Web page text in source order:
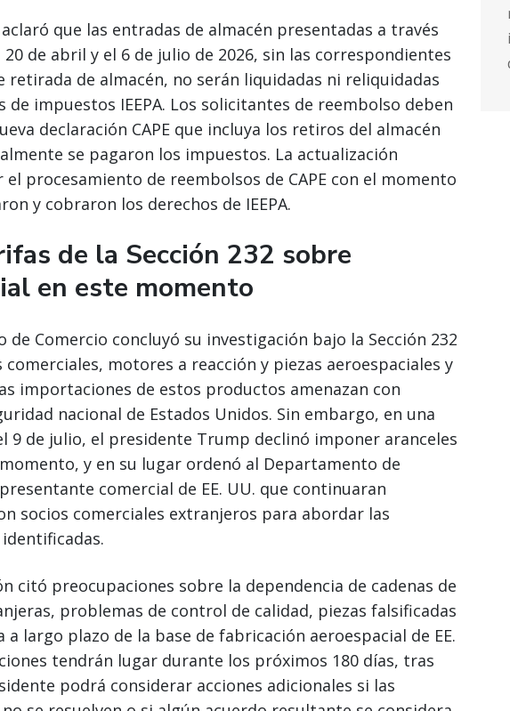
que las entradas de almacén presentadas a través
20 de abril y el 6 de julio de 2026, sin las correspondientes
retirada de almacén, no serán liquidadas ni reliquidadas
de impuestos IEEPA. Los solicitantes de reembolso deben
declaración CAPE que incluya los retiros del almacén
se pagaron los impuestos. La actualización
procesamiento de reembolsos de CAPE con el momento
y cobraron los derechos de IEEPA.
de la Sección 232 sobre
en este momento
de Comercio concluyó su investigación bajo la Sección 232
comerciales, motores a reacción y piezas aeroespaciales y
importaciones de estos productos amenazan con
nacional de Estados Unidos. Sin embargo, en una
9 de julio, el presidente Trump declinó imponer aranceles
y en su lugar ordenó al Departamento de
comercial de EE. UU. que continuaran
socios comerciales extranjeros para abordar las
citó preocupaciones sobre la dependencia de cadenas de
problemas de control de calidad, piezas falsificadas
a largo plazo de la base de fabricación aeroespacial de EE.
tendrán lugar durante los próximos 180 días, tras
podrá considerar acciones adicionales si las